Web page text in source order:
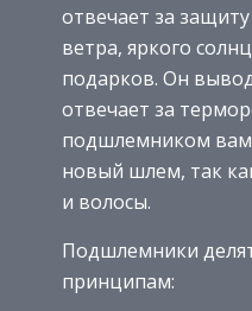
отвечает за
ветра, яркого
подарков. Он
отвечает за
подшлемником вам
новый шлем, так
и волосы.
Подшлемники
принципам: